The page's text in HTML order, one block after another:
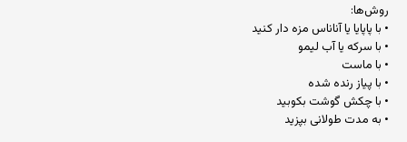
روش‌ها:
• با پاپایا یا آناناس مزه دار کنید
• با سرکه یا آب لیمو
• با ماست
• با پیاز رنده شده
• با چکش گوشت بکوبید
• به مدت طولانی بپزید